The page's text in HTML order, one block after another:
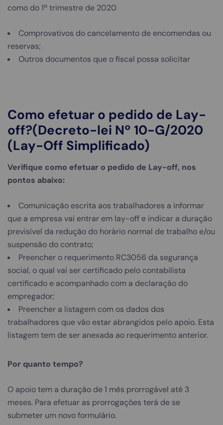
como do 1º trimestre de 2020
Comprovativos do cancelamento de encomendas ou
reservas;
Outros documentos que o fiscal possa solicitar
Como efetuar o pedido de Lay-
off?(Decreto-lei Nº 10-G/2020
(Lay-Off Simplificado)
Verifique como efetuar o pedido de Lay-off, nos
pontos abaixo:
Comunicação escrita aos trabalhadores a informar
que a empresa vai entrar em lay-off e indicar a duração
previsível da redução do horário normal de trabalho e/ou
suspensão do contrato;
Preencher o requerimento RC3056 da segurança
social, o qual vai ser certificado pelo contabilista
certificado e acompanhado com a declaração do
empregador;
Preencher a listagem com os dados dos
trabalhadores que vão estar abrangidos pelo apoio. Esta
listagem tem de ser anexada ao requerimento anterior.
Por quanto tempo?
O apoio tem a duração de 1 mês prorrogável até 3
meses. Para efetuar as prorrogações terá de se
submeter um novo formulário.